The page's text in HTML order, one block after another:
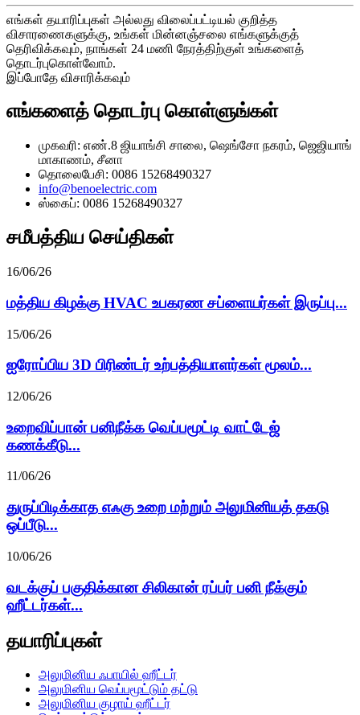
எங்கள் தயாரிப்புகள் அல்லது விலைப்பட்டியல் குறித்த
விசாரணைகளுக்கு, உங்கள் மின்னஞ்சலை எங்களுக்குத்
தெரிவிக்கவும், நாங்கள் 24 மணி நேரத்திற்குள் உங்களைத்
தொடர்புகொள்வோம்.
இப்போதே விசாரிக்கவும்
எங்களைத் தொடர்பு கொள்ளுங்கள்
முகவரி: எண்.8 ஜியாங்சி சாலை, ஷெங்சோ நகரம், ஜெஜியாங்
மாகாணம், சீனா
தொலைபேசி: 0086 15268490327
info@benoelectric.com
ஸ்கைப்: 0086 15268490327
சமீபத்திய செய்திகள்
16/06/26
மத்திய கிழக்கு HVAC உபகரண சப்ளையர்கள் இருப்பு...
15/06/26
ஐரோப்பிய 3D பிரிண்டர் உற்பத்தியாளர்கள் மூலம்...
12/06/26
உறைவிப்பான் பனிநீக்க வெப்பமூட்டி வாட்டேஜ்
கணக்கீடு...
11/06/26
துருப்பிடிக்காத எஃகு உறை மற்றும் அலுமினியத் தகடு
ஒப்பீடு...
10/06/26
வடக்குப் பகுதிக்கான சிலிகான் ரப்பர் பனி நீக்கும்
ஹீட்டர்கள்...
தயாரிப்புகள்
அலுமினிய ஃபாயில் ஹீட்டர்
அலுமினிய வெப்பமூட்டும் தட்டு
அலுமினிய குழாய் ஹீட்டர்